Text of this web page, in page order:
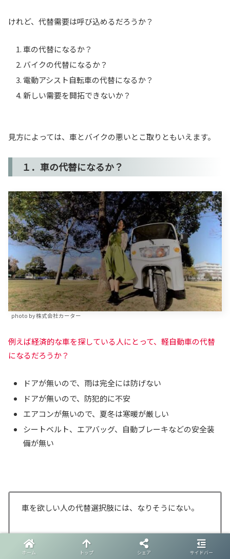
けれど、代替需要は呼び込めるだろうか？
車の代替になるか？
バイクの代替になるか？
電動アシスト自転車の代替になるか？
新しい需要を開拓できないか？
見方によっては、車とバイクの悪いとこ取りともいえます。
１．車の代替になるか？
photo by 株式会社カーター
例えば経済的な車を探している人にとって、軽自動車の代替
になるだろうか？
ドアが無いので、雨は完全には防げない
ドアが無いので、防犯的に不安
エアコンが無いので、夏冬は寒暖が厳しい
シートベルト、エアバッグ、自動ブレーキなどの安全装
備が無い
車を欲しい人の代替選択肢には、なりそうにない。
ホーム トップ シェア サイドバー